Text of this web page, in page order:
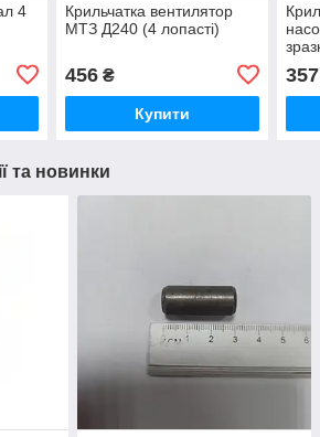
4
Крильчатка вентилятор
МТЗ Д240 (4 лопасті)
456₴
Купити
357
та новинки